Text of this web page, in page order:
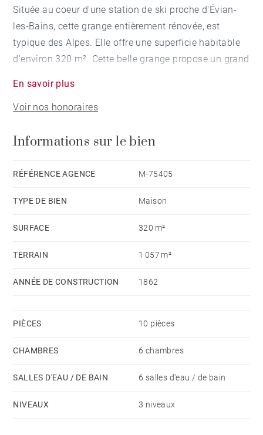
Située au coeur d'une station de ski proche d'Évian-
les-Bains, cette grange entièrement rénovée, est
typique des Alpes. Elle offre une superficie habitable
d'environ 320 m². Cette belle grange propose un grand
sur le jardin et les terrasses. Une grande pièce en
mezzanine, un bureau, une buanderie et un local
chauffage est particulièrement économique car il
partie nuit offre 6 chambres et 5 salles d'eau. Un abri
atout supplémentaire. Actuellement exploitée en gîte
rural.
En savoir plus
Voir nos honoraires
Informations sur le bien
RÉFÉRENCE AGENCE M-75405
TYPE DE BIEN Maison
SURFACE 320 m²
TERRAIN 1 057 m²
ANNÉE DE CONSTRUCTION 1862
PIÈCES 10 pièces
CHAMBRES 6 chambres
SALLES D'EAU / DE BAIN 6 salles d'eau / de bain
NIVEAUX 3 niveaux